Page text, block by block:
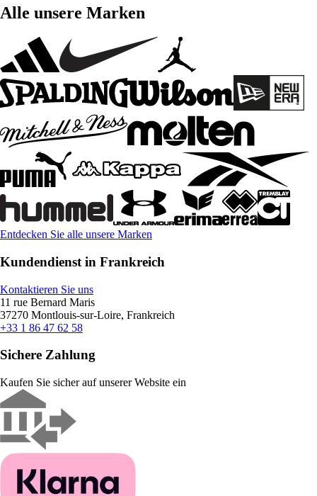
Alle unsere Marken
Entdecken Sie alle unsere Marken
Kundendienst in Frankreich
Kontaktieren Sie uns
11 rue Bernard Maris
37270 Montlouis-sur-Loire, Frankreich
+33 1 86 47 62 58
Sichere Zahlung
Kaufen Sie sicher auf unserer Website ein